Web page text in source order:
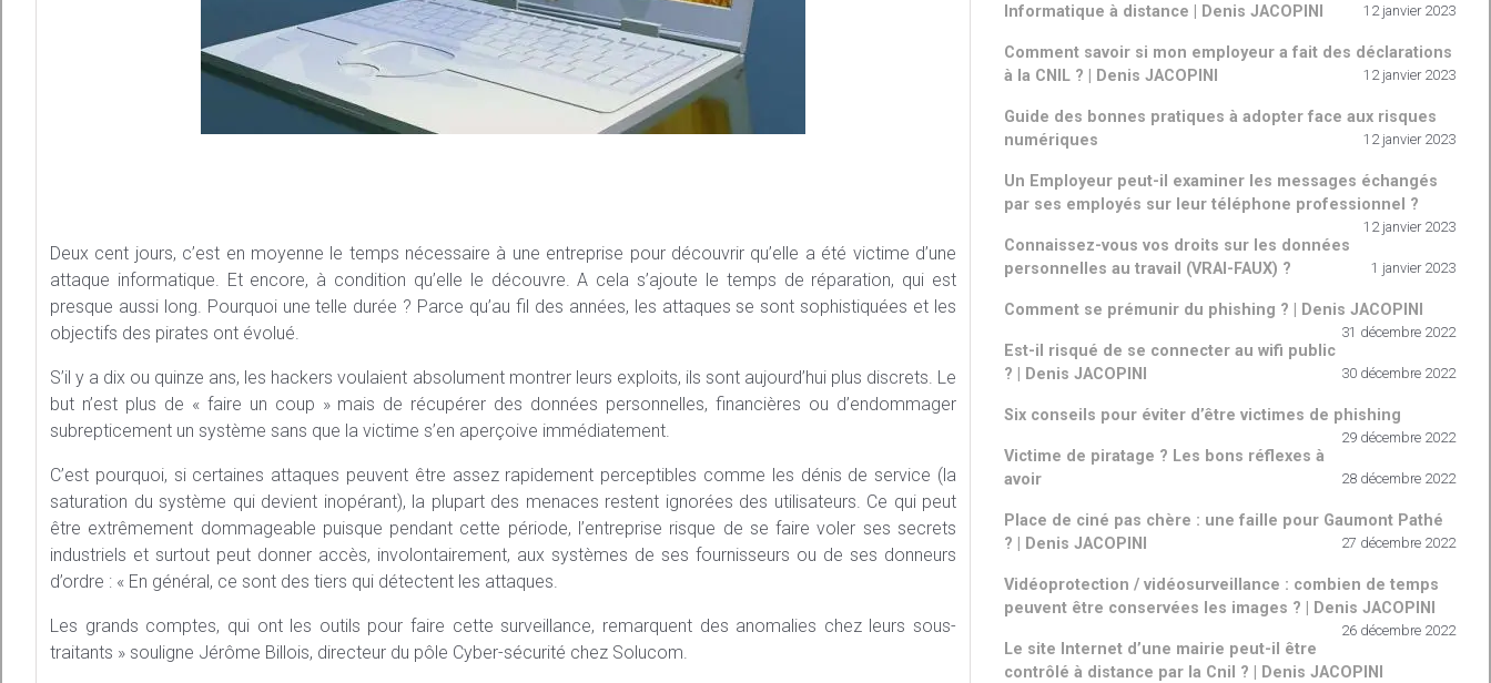
Deux cent jours, c’est en moyenne le temps nécessaire à une entreprise pour découvrir qu’elle a été victime d’une
attaque informatique. Et encore, à condition qu’elle le découvre. A cela s’ajoute le temps de réparation, qui est
presque aussi long. Pourquoi une telle durée ? Parce qu’au fil des années, les attaques se sont sophistiquées et les
objectifs des pirates ont évolué.
S’il y a dix ou quinze ans, les hackers voulaient absolument montrer leurs exploits, ils sont aujourd’hui plus discrets. Le
but n’est plus de « faire un coup » mais de récupérer des données personnelles, financières ou d’endommager
subrepticement un système sans que la victime s’en aperçoive immédiatement.
C’est pourquoi, si certaines attaques peuvent être assez rapidement perceptibles comme les dénis de service (la
saturation du système qui devient inopérant), la plupart des menaces restent ignorées des utilisateurs. Ce qui peut
être extrêmement dommageable puisque pendant cette période, l’entreprise risque de se faire voler ses secrets
industriels et surtout peut donner accès, involontairement, aux systèmes de ses fournisseurs ou de ses donneurs
d’ordre : « En général, ce sont des tiers qui détectent les attaques.
Les grands comptes, qui ont les outils pour faire cette surveillance, remarquent des anomalies chez leurs sous-
traitants » souligne Jérôme Billois, directeur du pôle Cyber-sécurité chez Solucom.
Informatique à distance | Denis JACOPINI
12 janvier 2023
Comment savoir si mon employeur a fait des déclarations
à la CNIL ? | Denis JACOPINI
12 janvier 2023
Guide des bonnes pratiques à adopter face aux risques
numériques
12 janvier 2023
Un Employeur peut-il examiner les messages échangés
par ses employés sur leur téléphone professionnel ?
12 janvier 2023
Connaissez-vous vos droits sur les données
personnelles au travail (VRAI-FAUX) ?
1 janvier 2023
Comment se prémunir du phishing ? | Denis JACOPINI
31 décembre 2022
Est-il risqué de se connecter au wifi public
? | Denis JACOPINI
30 décembre 2022
Six conseils pour éviter d’être victimes de phishing
29 décembre 2022
Victime de piratage ? Les bons réflexes à
avoir
28 décembre 2022
Place de ciné pas chère : une faille pour Gaumont Pathé
? | Denis JACOPINI
27 décembre 2022
Vidéoprotection / vidéosurveillance : combien de temps
peuvent être conservées les images ? | Denis JACOPINI
26 décembre 2022
Le site Internet d’une mairie peut-il être
contrôlé à distance par la Cnil ? | Denis JACOPINI